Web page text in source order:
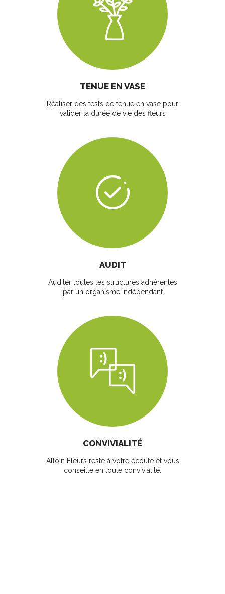
TENUE EN VASE
Réaliser des tests de tenue en vase pour
valider la durée de vie des fleurs
AUDIT
Auditer toutes les structures adhérentes
par un organisme indépendant
CONVIVIALITÉ
Alloin Fleurs reste à votre écoute et vous
conseille en toute convivialité.